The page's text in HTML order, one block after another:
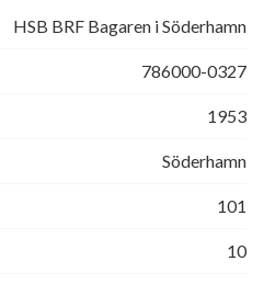
HSB BRF Bagaren i Söderhamn
786000-0327
1953
Söderhamn
101
10